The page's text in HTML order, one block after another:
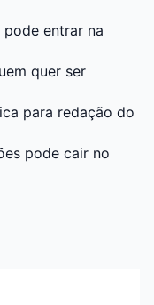
entrar na
quer ser
para redação do
pode cair no